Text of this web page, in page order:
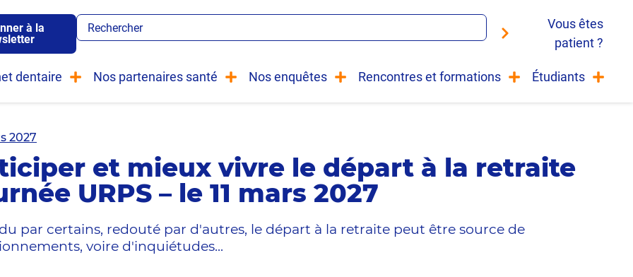
à la
Vous êtes
patient ?
dentaire Nos partenaires santé Nos enquêtes Rencontres et formations Étudiants
2027
et mieux vivre le départ à la retraite
URPS – le 11 mars 2027
par certains, redouté par d'autres, le départ à la retraite peut être source de
voire d'inquiétudes...